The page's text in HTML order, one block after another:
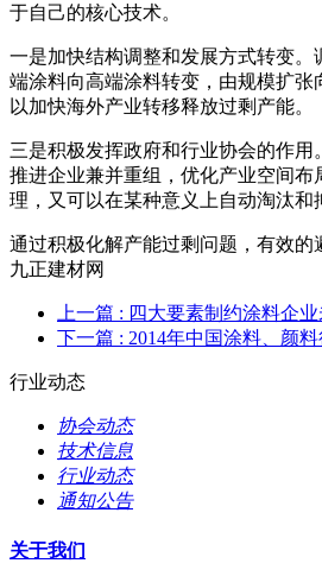
于自己的核心技术。
一是加快结构调整和发展方式转变
端涂料向高端涂料转变，由规模扩
以加快海外产业转移释放过剩产能。
三是积极发挥政府和行业协会的作
推进企业兼并重组，优化产业空间
理，又可以在某种意义上自动淘汰和
通过积极化解产能过剩问题，有效的
九正建材网
上一篇 : 四大要素制约涂料企
下一篇 : 2014年中国涂料、颜
行业动态
协会动态
技术信息
行业动态
通知公告
关于我们